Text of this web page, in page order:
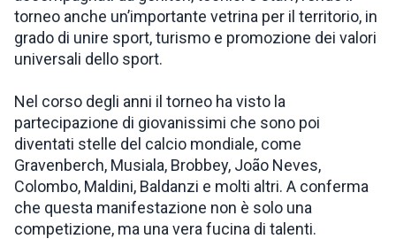
torneo anche un’importante vetrina per il territorio, in
grado di unire sport, turismo e promozione dei valori
universali dello sport.
Nel corso degli anni il torneo ha visto la
partecipazione di giovanissimi che sono poi
diventati stelle del calcio mondiale, come
Gravenberch, Musiala, Brobbey, João Neves,
Colombo, Maldini, Baldanzi e molti altri. A conferma
che questa manifestazione non è solo una
competizione, ma una vera fucina di talenti.